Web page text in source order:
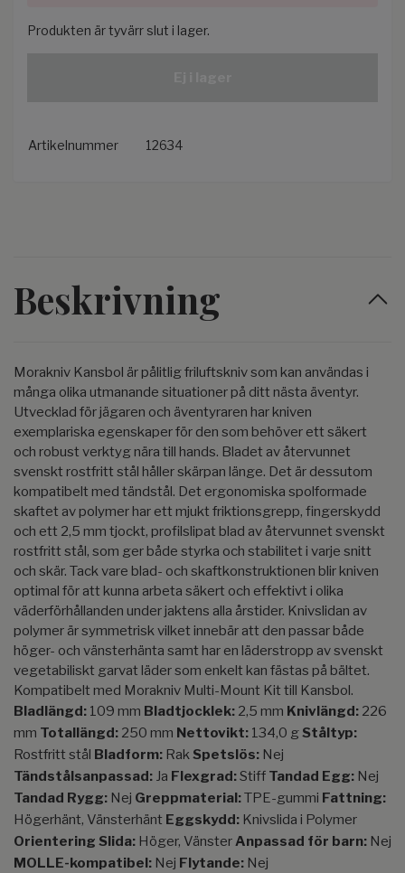
Produkten är tyvärr slut i lager.
Artikelnummer 12634
Beskrivning
Morakniv Kansbol är pålitlig friluftskniv som kan användas i
många olika utmanande situationer på ditt nästa äventyr.
Utvecklad för jägaren och äventyraren har kniven
exemplariska egenskaper för den som behöver ett säkert
och robust verktyg nära till hands. Bladet av återvunnet
svenskt rostfritt stål håller skärpan länge. Det är dessutom
kompatibelt med tändstål. Det ergonomiska spolformade
skaftet av polymer har ett mjukt friktionsgrepp, fingerskydd
och ett 2,5 mm tjockt, profilslipat blad av återvunnet svenskt
rostfritt stål, som ger både styrka och stabilitet i varje snitt
och skär. Tack vare blad- och skaftkonstruktionen blir kniven
optimal för att kunna arbeta säkert och effektivt i olika
väderförhållanden under jaktens alla årstider. Knivslidan av
polymer är symmetrisk vilket innebär att den passar både
höger- och vänsterhänta samt har en läderstropp av svenskt
vegetabiliskt garvat läder som enkelt kan fästas på bältet.
Kompatibelt med Morakniv Multi-Mount Kit till Kansbol.
Bladlängd: 109 mm Bladtjocklek: 2,5 mm Knivlängd: 226
mm Totallängd: 250 mm Nettovikt: 134,0 gStåltyp:
Rostfritt stål Bladform: RakSpetslös: Nej
Tändstålsanpassad: Ja Flexgrad:Stiff Tandad Egg: Nej
Tandad Rygg: Nej Greppmaterial:TPE-gummi Fattning:
Högerhänt, Vänsterhänt Eggskydd: Knivslida i Polymer
Orientering Slida: Höger, VänsterAnpassad för barn: Nej
MOLLE-kompatibel: Nej Flytande: Nej